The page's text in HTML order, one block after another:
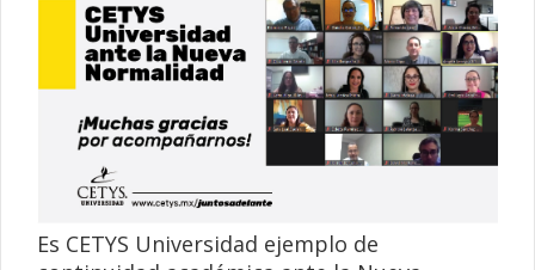
Es CETYS Universidad ejemplo de